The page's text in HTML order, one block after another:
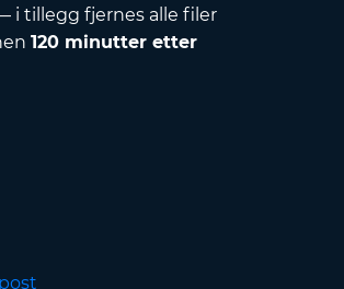
i tillegg fjernes alle filer
120 minutter etter